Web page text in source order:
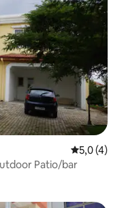
55,0 (4)
Patio/bar